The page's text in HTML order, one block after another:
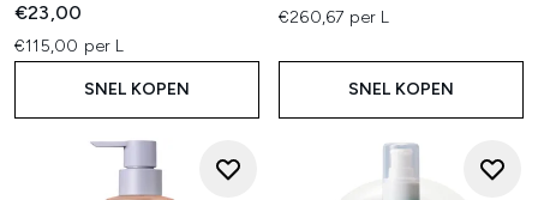
€23,00
€115,00 per L
SNEL KOPEN
€260,67 per L
SNEL KOPEN